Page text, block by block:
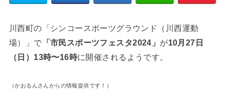
川西町の「シンコースポーツグラウンド（川西運動
場）」で 「市民スポーツフェスタ2024」 が10月27日
（日）13時〜16時に開催されるようです。
（かおるんさんからの情報提供です！）